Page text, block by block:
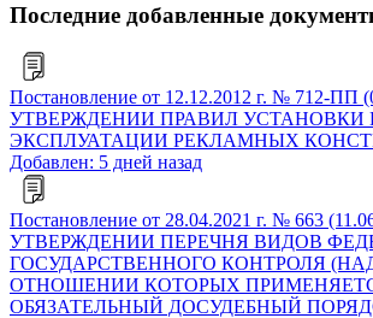
Последние добавленные
Постановление от 12.12.2012 г. № 712-ПП
УТВЕРЖДЕНИИ ПРАВИЛ УСТАНОВКИ
ЭКСПЛУАТАЦИИ РЕКЛАМНЫХ
Добавлен: 5 дней назад
Постановление от 28.04.2021 г. № 663
УТВЕРЖДЕНИИ ПЕРЕЧНЯ ВИДОВ
ГОСУДАРСТВЕННОГО КОНТРОЛЯ
ОТНОШЕНИИ КОТОРЫХ
ОБЯЗАТЕЛЬНЫЙ ДОСУДЕБНЫЙ